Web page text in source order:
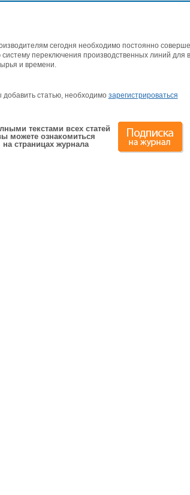
сегодня необходимо постоянно
переключения производственных линий для
и времени.
добавить статью, необходимо зарегистрироваться
текстами всех статей
можете ознакомиться
на страницах журнала